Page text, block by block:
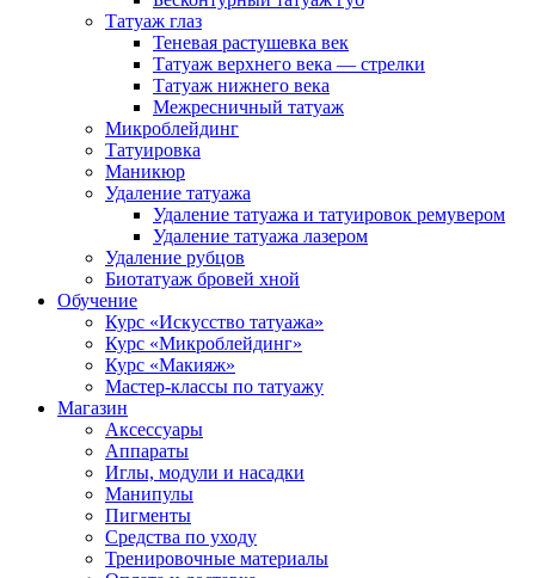
Татуаж глаз
Теневая растушевка век
Татуаж верхнего века — стрелки
Татуаж нижнего века
Межресничный татуаж
Микроблейдинг
Татуировка
Маникюр
Удаление татуажа
Удаление татуажа и татуировок ремувером
Удаление татуажа лазером
Удаление рубцов
Биотатуаж бровей хной
Обучение
Курс «Искусство татуажа»
Курс «Микроблейдинг»
Курс «Макияж»
Мастер-классы по татуажу
Магазин
Аксессуары
Аппараты
Иглы, модули и насадки
Манипулы
Пигменты
Средства по уходу
Тренировочные материалы